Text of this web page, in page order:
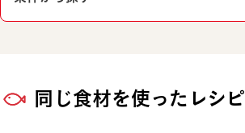
同じ食材を使ったレシピ